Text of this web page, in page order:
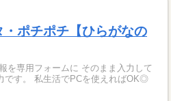
ポチポチ【ひらがなの
です。 私生活でPCを使えればOK◎